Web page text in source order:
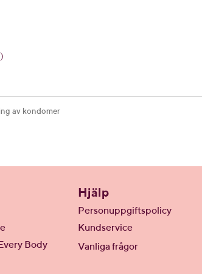
av kondomer
Body
Hjälp
Personuppgiftspolicy
Kundservice
Vanliga frågor